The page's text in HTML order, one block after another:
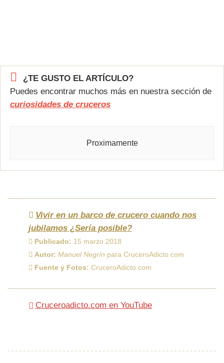
¿TE GUSTO EL ARTÍCULO?
Puedes encontrar muchos más en nuestra sección de
curiosidades de cruceros
Proximamente
Vivir en un barco de crucero cuando nos
jubilamos ¿Sería posible?
Publicado: 15 marzo 2018
Autor: Manuel Negrín para CruceroAdicto.com
Fuente y Fotos: CruceroAdicto.com
Cruceroadicto.com en YouTube